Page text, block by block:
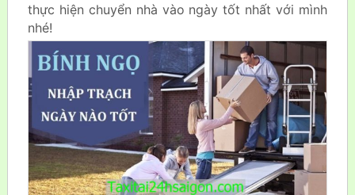
thực hiện chuyển nhà vào ngày tốt nhất với mình
nhé!